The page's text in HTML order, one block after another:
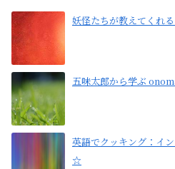
妖怪たちが教えてくれ
五味太郎から学ぶ
英語でクッキング：イ
☆